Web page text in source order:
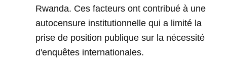
Rwanda. Ces facteurs ont contribué à une
autocensure institutionnelle qui a limité la
prise de position publique sur la nécessité
d'enquêtes internationales.